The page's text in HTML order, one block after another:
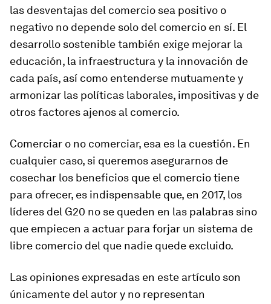
las desventajas del comercio sea positivo o
negativo no depende solo del comercio en sí. El
desarrollo sostenible también exige mejorar la
educación, la infraestructura y la innovación de
cada país, así como entenderse mutuamente y
armonizar las políticas laborales, impositivas y de
otros factores ajenos al comercio.
Comerciar o no comerciar, esa es la cuestión. En
cualquier caso, si queremos asegurarnos de
cosechar los beneficios que el comercio tiene
para ofrecer, es indispensable que, en 2017, los
líderes del G20 no se queden en las palabras sino
que empiecen a actuar para forjar un sistema de
libre comercio del que nadie quede excluido.
Las opiniones expresadas en este artículo son
únicamente del autor y no representan